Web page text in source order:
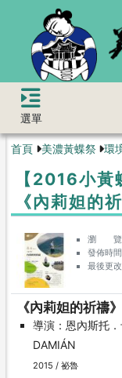
選單
首頁 美濃黃蝶祭 環
【2016小
《內莉妲的祈
瀏 覽
發佈時間
最後更改
《內莉妲的祈禱》
導演：恩內斯托
DAMIÁN
2015 / 祕魯